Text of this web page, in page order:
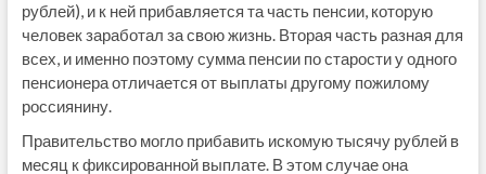
рублей), и к ней прибавляется та часть пенсии, которую
человек заработал за свою жизнь. Вторая часть разная для
всех, и именно поэтому сумма пенсии по старости у одного
пенсионера отличается от выплаты другому пожилому
россиянину.
Правительство могло прибавить искомую тысячу рублей в
месяц к фиксированной выплате. В этом случае она